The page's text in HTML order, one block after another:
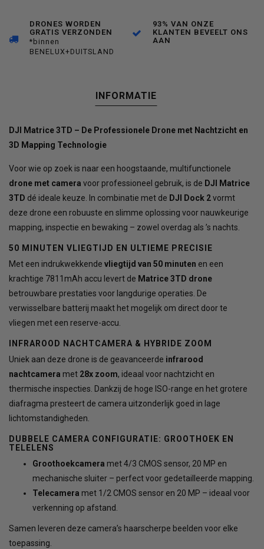
DRONES WORDEN
GRATIS VERZONDEN
*binnen
BENELUX+DUITSLAND
93% VAN ONZE
KLANTEN BEVEELT ONS
AAN
INFORMATIE
DJI Matrice 3TD – De Professionele Drone met Nachtzicht en
3D Mapping Technologie
Voor wie op zoek is naar een hoogstaande, multifunctionele
drone met camera voor professioneel gebruik, is de DJI Matrice
3TD dé ideale keuze. In combinatie met de DJI Dock 2vormt
deze drone een robuuste en slimme oplossing voor nauwkeurige
mapping, inspectie en bewaking – zowel overdag als ’s nachts.
50 MINUTEN VLIEGTIJD EN ULTIEME PRECISIE
Met een indrukwekkende vliegtijd van 50 minuten en een
krachtige 7811mAh accu levert de Matrice 3TD drone
betrouwbare prestaties voor langdurige operaties. De
verwisselbare batterij maakt het mogelijk om direct door te
vliegen met een reserve-accu.
INFRAROOD NACHTCAMERA & HYBRIDE ZOOM
Uniek aan deze drone is de geavanceerde infrarood
nachtcamera met 28x zoom, ideaal voor nachtzicht en
thermische inspecties. Dankzij de hoge ISO-range en het grotere
diafragma presteert de camera uitzonderlijk goed in lage
lichtomstandigheden.
DUBBELE CAMERA CONFIGURATIE: GROOTHOEK EN
TELELENS
Groothoekcamera met 4/3 CMOS sensor, 20 MP en
mechanische sluiter – perfect voor gedetailleerde mapping.
Telecamera met 1/2 CMOS sensor en 20 MP – ideaal voor
verkenning op afstand.
Samen leveren deze camera’s haarscherpe beelden voor elke
toepassing.